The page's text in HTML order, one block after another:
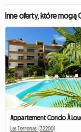
Inne oferty, które mogą
Las Terrenas (32200)